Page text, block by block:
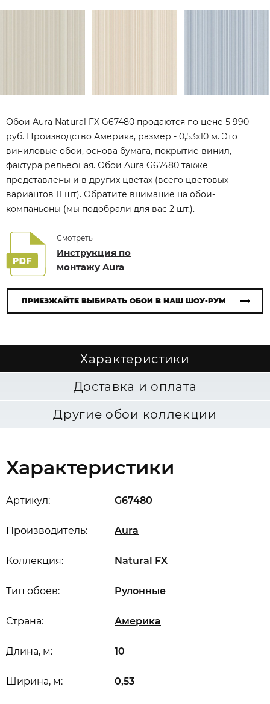
Обои Aura Natural FX G67480 продаются по цене 5 990
руб. Производство Америка, размер - 0,53x10 м. Это
виниловые обои, основа бумага, покрытие винил,
фактура рельефная. Обои Aura G67480 также
представлены и в других цветах (всего цветовых
вариантов 11 шт). Обратите внимание на обои-
компаньоны (мы подобрали для вас 2 шт.).
Смотреть
Инструкция по
монтажу Aura
ПРИЕЗЖАЙТЕ ВЫБИРАТЬ ОБОИ В НАШ ШОУ-РУМ
Характеристики
Доставка и оплата
Другие обои коллекции
Характеристики
Артикул: G67480
Производитель: Aura
Коллекция: Natural FX
Длина, м: 10
Ширина, м: 0,53
Страна: Америка
Тип обоев: Рулонные